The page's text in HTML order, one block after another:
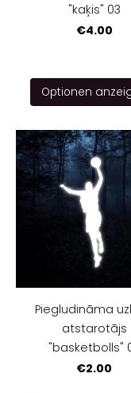
"kaķis" 03
€4.00
Optionen
Piegludināma
atstarotājs
"basketbolls"
€2.00